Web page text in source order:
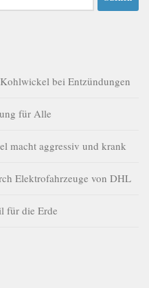
bei Entzündungen
für Alle
macht aggressiv und krank
Elektrofahrzeuge von DHL
für die Erde